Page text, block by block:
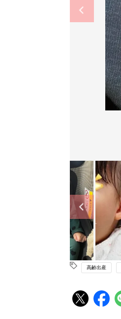
高齢出産